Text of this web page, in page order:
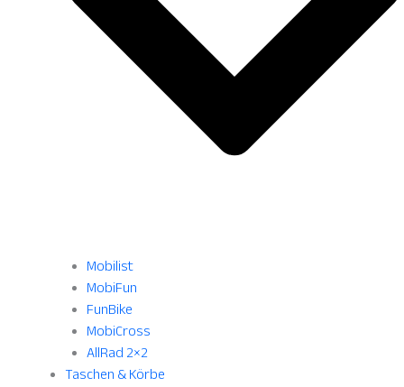
Mobilist
MobiFun
FunBike
MobiCross
AllRad 2×2
Taschen & Körbe